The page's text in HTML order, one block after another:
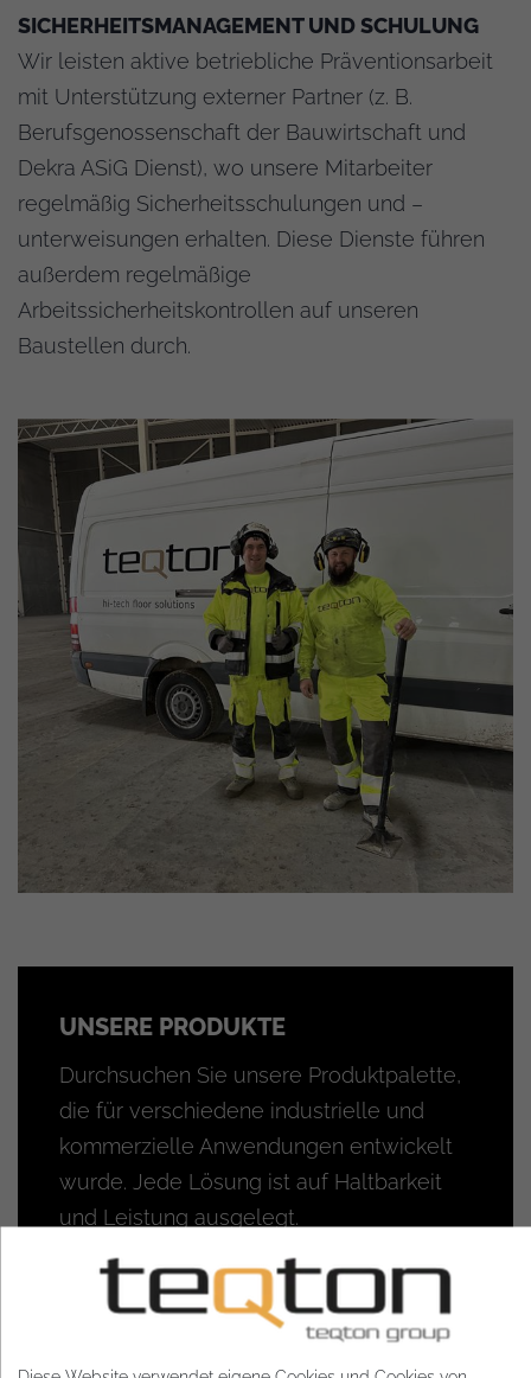
SICHERHEITSMANAGEMENT UND SCHULUNG
Wir leisten aktive betriebliche Präventionsarbeit
mit Unterstützung externer Partner (z. B.
Berufsgenossenschaft der Bauwirtschaft und
Dekra ASiG Dienst), wo unsere Mitarbeiter
regelmäßig Sicherheitsschulungen und –
unterweisungen erhalten. Diese Dienste führen
außerdem regelmäßige
Arbeitssicherheitskontrollen auf unseren
Baustellen durch.
UNSERE PRODUKTE
Durchsuchen Sie unsere Produktpalette,
die für verschiedene industrielle und
kommerzielle Anwendungen entwickelt
wurde. Jede Lösung ist auf Haltbarkeit
und Leistung ausgelegt.